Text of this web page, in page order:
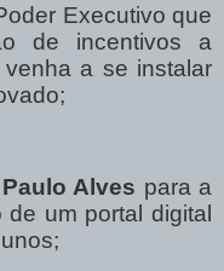
Executivo que
de incentivos a
a se instalar
Alves para a
de um portal digital